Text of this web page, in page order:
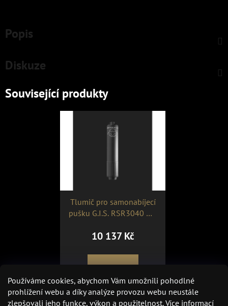
Používáme cookies, abychom Vám umožnili pohodlné
prohlížení webu a díky analýze provozu webu neustále
zlepšovali jeho funkce, výkon a použitelnost.Více informací
Popis
Diskuze
Související produkty
Tlumič pro samonabíjecí
pušku G.I.S. RSR3040 WB
10 137 Kč
DETAIL
.308 Win, 7,62x51, 7,62x37,